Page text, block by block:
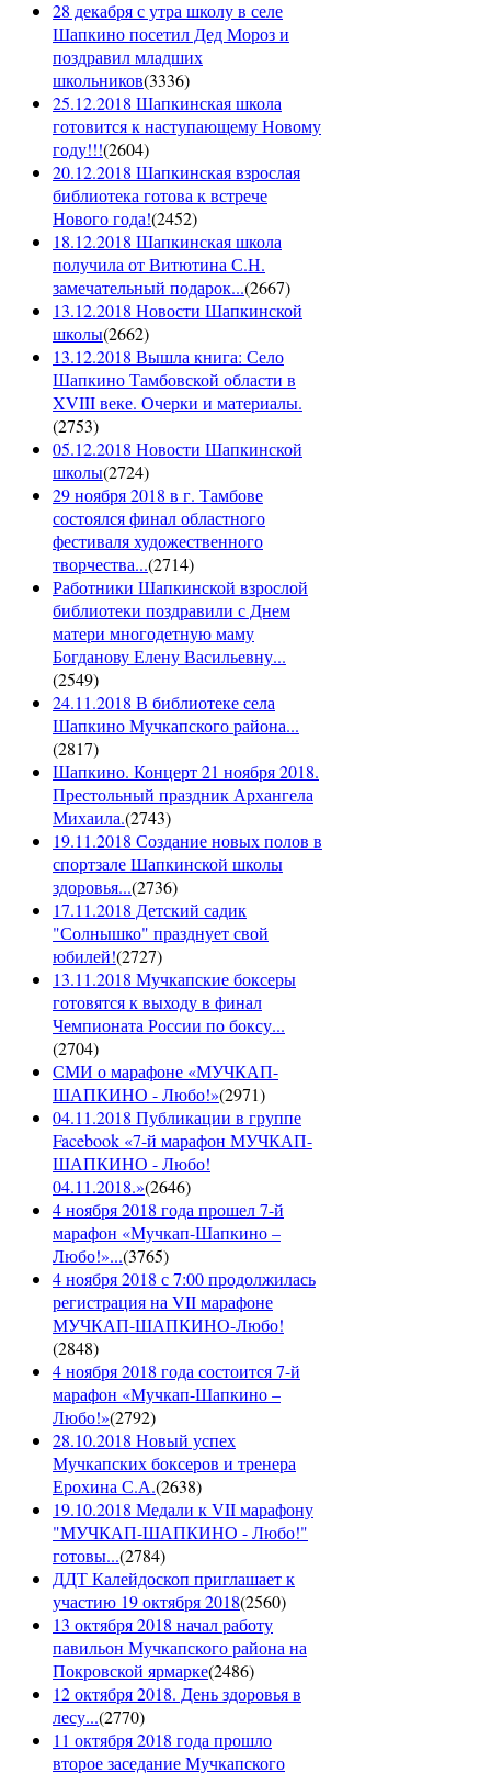
28 декабря с утра школу в селе
Шапкино посетил Дед Мороз и
поздравил младших
школьников(3336)
25.12.2018 Шапкинская школа
готовится к наступающему Новому
году!!!(2604)
20.12.2018 Шапкинская взрослая
библиотека готова к встрече
Нового года!(2452)
18.12.2018 Шапкинская школа
получила от Витютина С.Н.
замечательный подарок...(2667)
13.12.2018 Новости Шапкинской
школы(2662)
13.12.2018 Вышла книга: Село
Шапкино Тамбовской области в
XVIII веке. Очерки и материалы.
(2753)
05.12.2018 Новости Шапкинской
школы(2724)
29 ноября 2018 в г. Тамбове
состоялся финал областного
фестиваля художественного
творчества...(2714)
Работники Шапкинской взрослой
библиотеки поздравили с Днем
матери многодетную маму
Богданову Елену Васильевну...
(2549)
24.11.2018 В библиотеке села
Шапкино Мучкапского района...
(2817)
Шапкино. Концерт 21 ноября 2018.
Престольный праздник Архангела
Михаила.(2743)
19.11.2018 Создание новых полов в
спортзале Шапкинской школы
здоровья...(2736)
17.11.2018 Детский садик
"Солнышко" празднует свой
юбилей!(2727)
13.11.2018 Мучкапские боксеры
готовятся к выходу в финал
Чемпионата России по боксу...
(2704)
СМИ о марафоне «МУЧКАП-
ШАПКИНО - Любо!»(2971)
04.11.2018 Публикации в группе
Facebook «7-й марафон МУЧКАП-
ШАПКИНО - Любо!
04.11.2018.»(2646)
4 ноября 2018 года прошел 7-й
марафон «Мучкап-Шапкино –
Любо!»...(3765)
4 ноября 2018 с 7:00 продолжилась
регистрация на VII марафоне
МУЧКАП-ШАПКИНО-Любо!
(2848)
4 ноября 2018 года состоится 7-й
марафон «Мучкап-Шапкино –
Любо!»(2792)
28.10.2018 Новый успех
Мучкапских боксеров и тренера
Ерохина С.А.(2638)
19.10.2018 Медали к VII марафону
"МУЧКАП-ШАПКИНО - Любо!"
готовы...(2784)
ДДТ Калейдоскоп приглашает к
участию 19 октября 2018(2560)
13 октября 2018 начал работу
павильон Мучкапского района на
Покровской ярмарке(2486)
12 октября 2018. День здоровья в
лесу...(2770)
11 октября 2018 года прошло
второе заседание Мучкапского